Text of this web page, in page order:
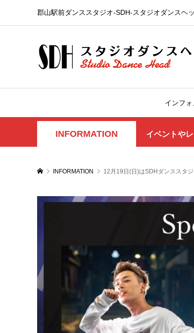
郡山駅前ダンススタジオ-SDH‐スタジオダンスヘ
インフ
INFORMATION イベントや
INFORMATION 12月19日(日)はSDHダンススタ